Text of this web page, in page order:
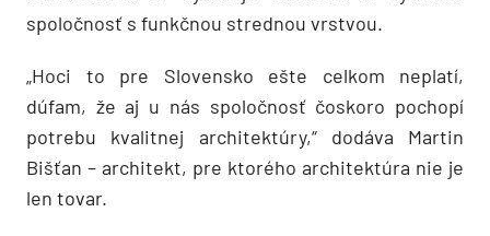
spoločnosť s funkčnou strednou vrstvou.
„Hoci to pre Slovensko ešte celkom neplatí,
dúfam, že aj u nás spoločnosť čoskoro pochopí
potrebu kvalitnej architektúry,“ dodáva Martin
Bišťan – architekt, pre ktorého architektúra nie je
len tovar.